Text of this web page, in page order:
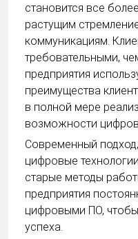
становится все
растущим
коммуникациям.
требовательными,
предприятия
преимущества
в полной мере
возможности
Современный
цифровые
старые методы
предприятия
цифровыми ПО,
успеха.